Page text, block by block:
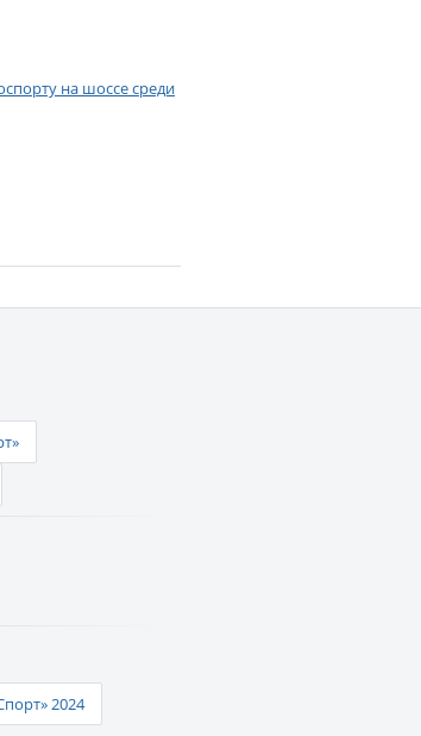
на шоссе среди
2024